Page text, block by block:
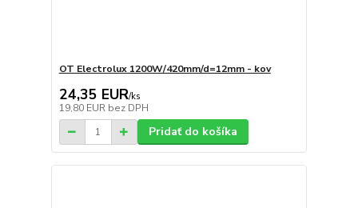
OT Electrolux 1200W/420mm/d=12mm - kov
24,35 EUR/ks
19,80 EUR bez DPH
Pridať do košíka